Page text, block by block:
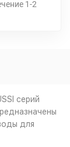
1-2
серий
для